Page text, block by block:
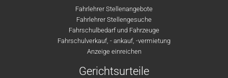
Fahrlehrer Stellenangebote
Fahrlehrer Stellengesuche
Fahrschulbedarf und Fahrzeuge
Fahrschulverkauf, - ankauf, -vermietung
Anzeige einreichen
Gerichtsurteile